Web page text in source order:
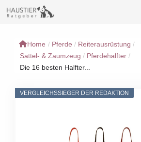
Inhalt
Home / Pferde / Reiterausrüstung /
Sattel- & Zaumzeug / Pferdehalfter /
Die 16 besten Halfter...
VERGLEICHSSIEGER DER REDAKTION